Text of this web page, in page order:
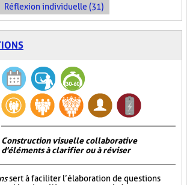
Réflexion individuelle (31)
Construction visuelle collaborative
d'éléments à clarifier ou à réviser
sert à faciliter l’élaboration de questions